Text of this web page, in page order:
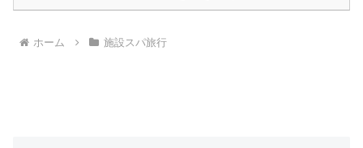
ホーム 施設スパ旅行